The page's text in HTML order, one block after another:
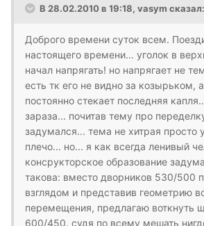
В 28.02.2010 в 19:18, vasym сказал:
Доброго времени суток всем.
настоящего времени... уголок в
начал напрягать! но напрягает не
есть тк его не видно за козырьком,
постоянно стекает последняя
зараза... почитав тему про
задумался... тема не хитрая просто
плечо... но... я как всегда ленивый
консрукторское образование
такова: вместо дворников 530/500
взглядом и представив геометрию
перемещения, предлагаю воткнуть
600/450. судя по всему мешать